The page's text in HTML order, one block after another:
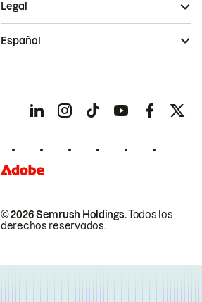
© 2026 Semrush Holdings.Todos los
derechos reservados.
Legal
Español